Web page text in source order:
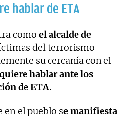
hablar de ETA
como el alcalde de
del terrorismo
su cercanía con el
hablar ante los
de ETA.
en el pueblo se manifiesta